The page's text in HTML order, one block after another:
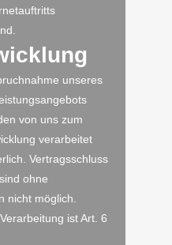
unseres
von uns zum
verarbeitet
Vertragsschluss
ohne
nicht möglich.
ist Art. 6